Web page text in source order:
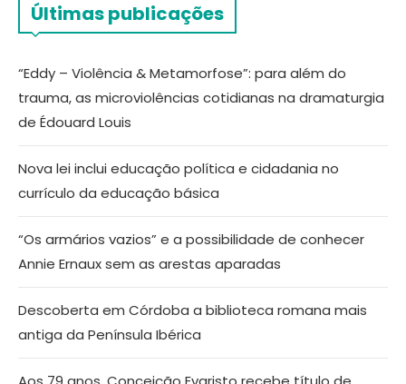
Últimas publicações
“Eddy – Violência & Metamorfose”: para além do
trauma, as microviolências cotidianas na dramaturgia
de Édouard Louis
Nova lei inclui educação política e cidadania no
currículo da educação básica
“Os armários vazios” e a possibilidade de conhecer
Annie Ernaux sem as arestas aparadas
Descoberta em Córdoba a biblioteca romana mais
antiga da Península Ibérica